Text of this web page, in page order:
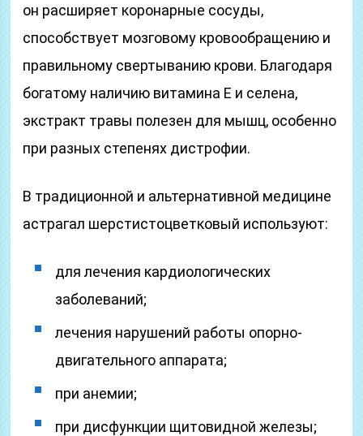
он расширяет коронарные сосуды,
способствует мозговому кровообращению и
правильному свертыванию крови. Благодаря
богатому наличию витамина Е и селена,
экстракт травы полезен для мышц, особенно
при разных степенях дистрофии.
В традиционной и альтернативной медицине
астрагал шерстистоцветковый используют:
для лечения кардиологических
заболеваний;
лечения нарушений работы опорно-
двигательного аппарата;
при анемии;
при дисфункции щитовидной железы;